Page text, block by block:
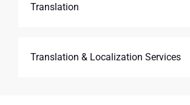
Translation
Translation & Localization Services